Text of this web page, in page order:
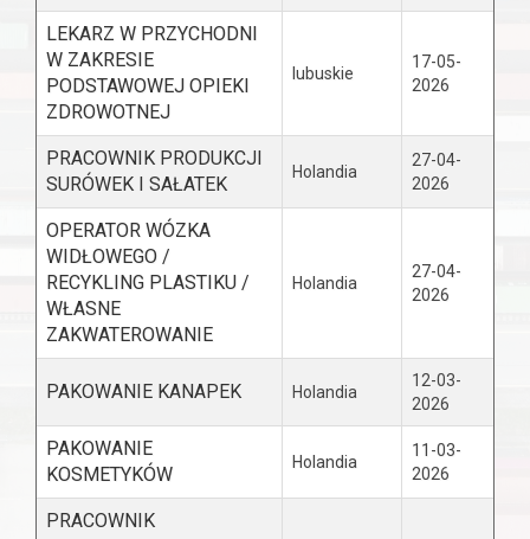
LEKARZ W PRZYCHODNI
W ZAKRESIE
PODSTAWOWEJ OPIEKI
ZDROWOTNEJ
lubuskie
17-05-
2026
PRACOWNIK PRODUKCJI
SURÓWEK I SAŁATEK
Holandia
27-04-
2026
OPERATOR WÓZKA
WIDŁOWEGO /
RECYKLING PLASTIKU /
WŁASNE
ZAKWATEROWANIE
Holandia
27-04-
2026
PAKOWANIE KANAPEK Holandia
12-03-
2026
PAKOWANIE
KOSMETYKÓW
Holandia
11-03-
2026
PRACOWNIK